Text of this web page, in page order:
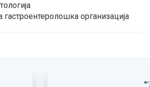
гастроентеролошка организација